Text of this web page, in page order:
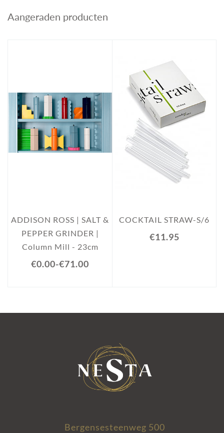
Aangeraden producten
ADDISON ROSS | SALT &
PEPPER GRINDER |
Column Mill - 23cm
€0.00-€71.00
COCKTAIL STRAW-S/6
€11.95
Bergensesteenweg 500